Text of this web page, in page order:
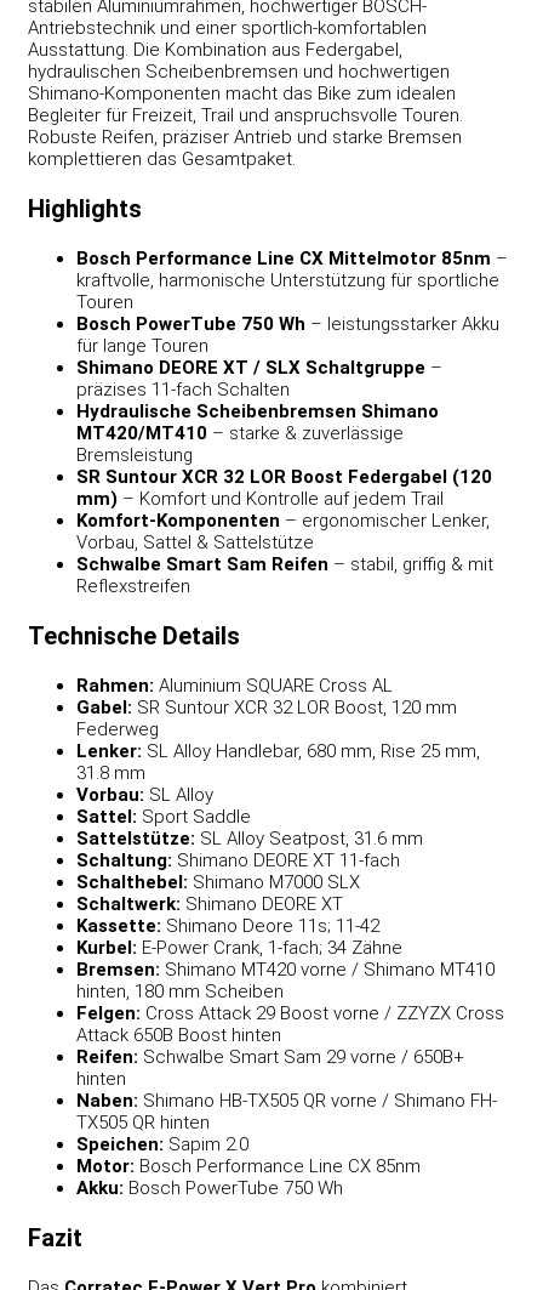
stabilen Aluminiumrahmen, hochwertiger BOSCH-
Antriebstechnik und einer sportlich-komfortablen
Ausstattung. Die Kombination aus Federgabel,
hydraulischen Scheibenbremsen und hochwertigen
Shimano-Komponenten macht das Bike zum idealen
Begleiter für Freizeit, Trail und anspruchsvolle Touren.
Robuste Reifen, präziser Antrieb und starke Bremsen
komplettieren das Gesamtpaket.
Highlights
Bosch Performance Line CX Mittelmotor 85nm –
kraftvolle, harmonische Unterstützung für sportliche
Touren
Bosch PowerTube 750 Wh – leistungsstarker Akku
für lange Touren
Shimano DEORE XT / SLX Schaltgruppe –
präzises 11-fach Schalten
Hydraulische Scheibenbremsen Shimano
MT420/MT410 – starke & zuverlässige
Bremsleistung
SR Suntour XCR 32 LOR Boost Federgabel (120
mm) – Komfort und Kontrolle auf jedem Trail
Komfort-Komponenten – ergonomischer Lenker,
Vorbau, Sattel & Sattelstütze
Schwalbe Smart Sam Reifen – stabil, griffig & mit
Reflexstreifen
Technische Details
Rahmen: Aluminium SQUARE Cross AL
Gabel: SR Suntour XCR 32 LOR Boost, 120 mm
Federweg
Lenker: SL Alloy Handlebar, 680 mm, Rise 25 mm,
31.8 mm
Vorbau: SL Alloy
Sattel: Sport Saddle
Sattelstütze: SL Alloy Seatpost, 31.6 mm
Schaltung: Shimano DEORE XT 11-fach
Schalthebel: Shimano M7000 SLX
Schaltwerk: Shimano DEORE XT
Kassette: Shimano Deore 11s; 11-42
Kurbel: E-Power Crank, 1-fach; 34 Zähne
Bremsen: Shimano MT420 vorne / Shimano MT410
hinten, 180 mm Scheiben
Felgen: Cross Attack 29 Boost vorne / ZZYZX Cross
Attack 650B Boost hinten
Reifen: Schwalbe Smart Sam 29 vorne / 650B+
hinten
Naben: Shimano HB-TX505 QR vorne / Shimano FH-
TX505 QR hinten
Speichen: Sapim 2.0
Motor: Bosch Performance Line CX 85nm
Akku: Bosch PowerTube 750 Wh
Fazit